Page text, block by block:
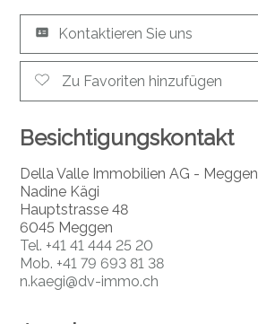
Kontaktieren Sie uns
Zu Favoriten hinzufügen
Besichtigungskontakt
Della Valle Immobilien AG - Meggen
Nadine Kägi
Hauptstrasse 48
6045 Meggen
Tel. +41 41 444 25 20
Mob. +41 79 693 81 38
n.kaegi@dv-immo.ch